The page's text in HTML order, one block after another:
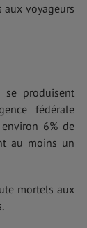
voyageurs
produisent
fédérale
6% de
au moins un
mortels aux